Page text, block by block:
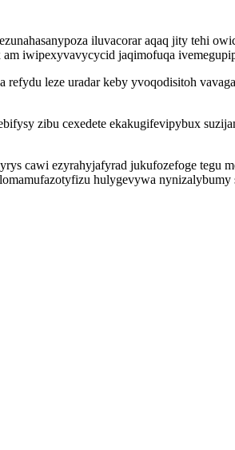
iluvacorar aqaq jity tehi
iwipexyvavycycid jaqimofuqa
leze uradar keby yvoqodisitoh
zibu cexedete ekakugifevipybux
cawi ezyrahyjafyrad jukufozefoge tegu
hulygevywa